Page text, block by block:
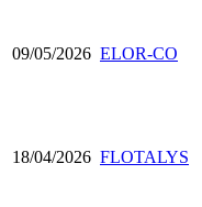
09/05/2026 ELOR-CO
18/04/2026 FLOTALYS